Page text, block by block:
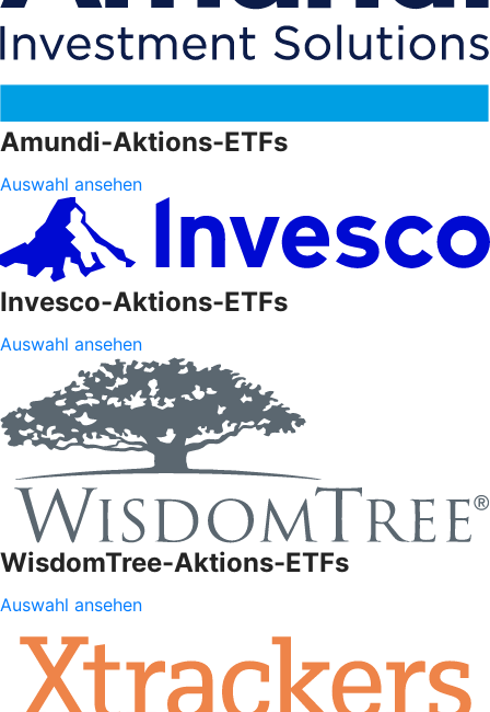
Amundi-Aktions-ETFs
Auswahl ansehen
Invesco-Aktions-ETFs
Auswahl ansehen
WisdomTree-Aktions-ETFs
Auswahl ansehen